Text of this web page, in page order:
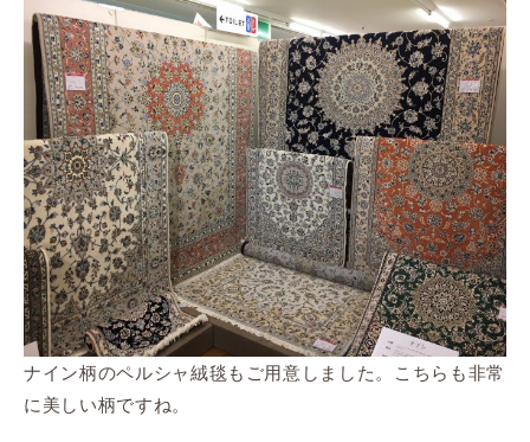
ナイン柄のペルシャ絨毯もご用意しました。こちらも非常
に美しい柄ですね。